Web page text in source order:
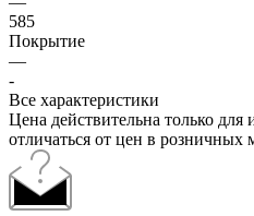
585
Покрытие
—
-
Все характеристики
Цена действительна только
отличаться от цен в розничных